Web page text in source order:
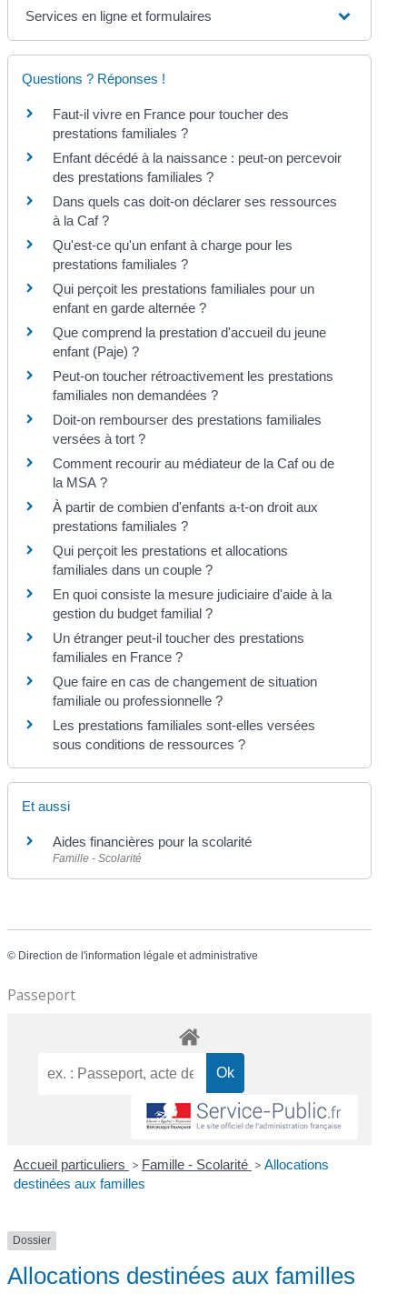
Services en ligne et formulaires
Questions ? Réponses !
Faut-il vivre en France pour toucher des
prestations familiales ?
Enfant décédé à la naissance : peut-on percevoir
des prestations familiales ?
Dans quels cas doit-on déclarer ses ressources
à la Caf ?
Qu'est-ce qu'un enfant à charge pour les
prestations familiales ?
Qui perçoit les prestations familiales pour un
enfant en garde alternée ?
Que comprend la prestation d'accueil du jeune
enfant (Paje) ?
Peut-on toucher rétroactivement les prestations
familiales non demandées ?
Doit-on rembourser des prestations familiales
versées à tort ?
Comment recourir au médiateur de la Caf ou de
la MSA ?
À partir de combien d'enfants a-t-on droit aux
prestations familiales ?
Qui perçoit les prestations et allocations
familiales dans un couple ?
En quoi consiste la mesure judiciaire d'aide à la
gestion du budget familial ?
Un étranger peut-il toucher des prestations
familiales en France ?
Que faire en cas de changement de situation
familiale ou professionnelle ?
Les prestations familiales sont-elles versées
sous conditions de ressources ?
Et aussi
Aides financières pour la scolarité
Famille - Scolarité
© Direction de l'information légale et administrative
Passeport
Accueil particuliers > Famille - Scolarité > Allocations
destinées aux familles
Dossier
Allocations destinées aux familles